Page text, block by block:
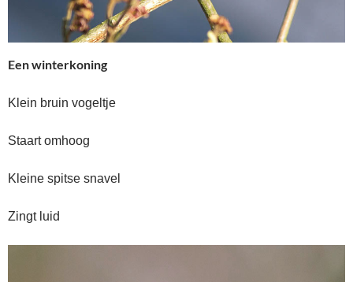
Een winterkoning
Klein bruin vogeltje
Staart omhoog
Kleine spitse snavel
Zingt luid